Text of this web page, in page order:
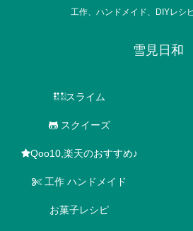
工作、ハンドメイド、DIYレシ
雪見日和
スライム
スクイーズ
Qoo10,楽天のおすすめ♪
工作 ハンドメイド
お菓子レシピ